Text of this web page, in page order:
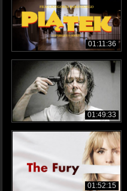
01:11:36
01:49:33
01:52:15